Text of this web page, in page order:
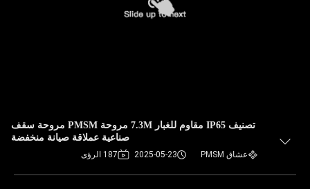
تصنيف IP65 مقاوم للغبار 7.3M مروحة PMSM مروحة سقف
صناعية عملاقة صيانة منخفضة
عشاق PMSM 2025-05-23 187 الرؤى